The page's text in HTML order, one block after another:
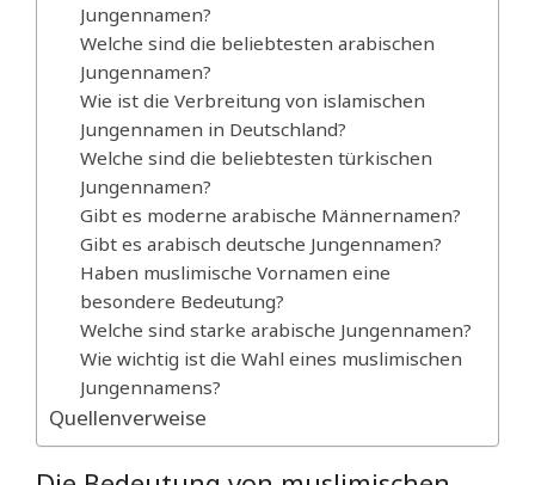
Jungennamen?
Welche sind die beliebtesten arabischen
Jungennamen?
Wie ist die Verbreitung von islamischen
Jungennamen in Deutschland?
Welche sind die beliebtesten türkischen
Jungennamen?
Gibt es moderne arabische Männernamen?
Gibt es arabisch deutsche Jungennamen?
Haben muslimische Vornamen eine
besondere Bedeutung?
Welche sind starke arabische Jungennamen?
Wie wichtig ist die Wahl eines muslimischen
Jungennamens?
Quellenverweise